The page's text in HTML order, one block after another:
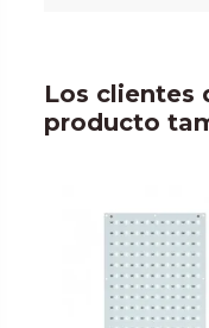
Los clientes
producto